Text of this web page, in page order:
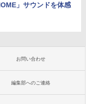
」サウンドを体感
お問い合わせ
編集部へのご連絡